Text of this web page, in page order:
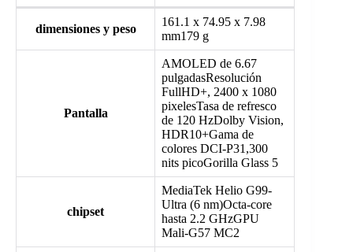
dimensiones y peso
161.1 x 74.95 x 7.98
mm179 g
Pantalla
AMOLED de 6.67
pulgadasResolución
FullHD+, 2400 x 1080
pixelesTasa de refresco
de 120 HzDolby Vision,
HDR10+Gama de
colores DCI-P31,300
nits picoGorilla Glass 5
chipset
MediaTek Helio G99-
Ultra (6 nm)Octa-core
hasta 2.2 GHzGPU
Mali-G57 MC2